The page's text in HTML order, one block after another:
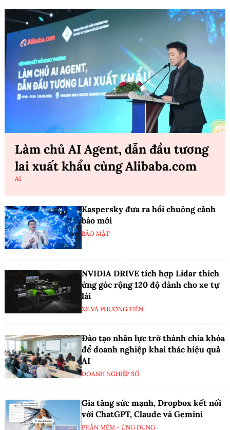
Làm chủ AI Agent, dẫn đầu tương
lai xuất khẩu cùng Alibaba.com
AI
Kaspersky đưa ra hồi chuông cảnh
báo mới
BẢO MẬT
NVIDIA DRIVE tích hợp Lidar thích
ứng góc rộng 120 độ dành cho xe tự
lái
XE VÀ PHƯƠNG TIỆN
Đào tạo nhân lực trở thành chìa khóa
để doanh nghiệp khai thác hiệu quả
AI
DOANH NGHIỆP SỐ
Gia tăng sức mạnh, Dropbox kết nối
với ChatGPT, Claude và Gemini
PHẦN MỀM - ỨNG DỤNG